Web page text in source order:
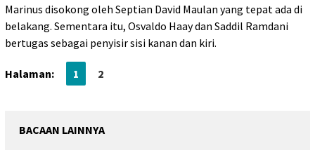
Marinus disokong oleh Septian David Maulan yang tepat ada di
belakang. Sementara itu, Osvaldo Haay dan Saddil Ramdani
bertugas sebagai penyisir sisi kanan dan kiri.
Halaman: 1 2
BACAAN LAINNYA